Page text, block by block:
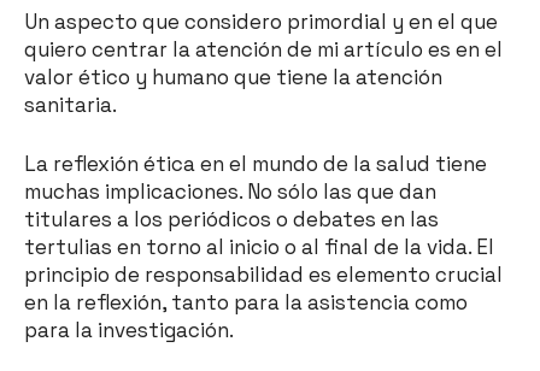
Un aspecto que considero primordial y en el que
quiero centrar la atención de mi artículo es en el
valor ético y humano que tiene la atención
sanitaria.
La reflexión ética en el mundo de la salud tiene
muchas implicaciones. No sólo las que dan
titulares a los periódicos o debates en las
tertulias en torno al inicio o al final de la vida. El
principio de responsabilidad es elemento crucial
en la reflexión, tanto para la asistencia como
para la investigación.